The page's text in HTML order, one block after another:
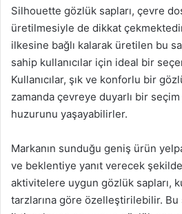
Silhouette gözlük sapları, çevre
üretilmesiyle de dikkat
ilkesine bağlı kalarak üretilen bu
sahip kullanıcılar için ideal bir
Kullanıcılar, şık ve konforlu bir
zamanda çevreye duyarlı bir seçim
huzurunu yaşayabilirler.
Markanın sunduğu geniş ürün
ve beklentiye yanıt verecek şekilde
aktivitelere uygun gözlük sapları,
tarzlarına göre özelleştirilebilir.